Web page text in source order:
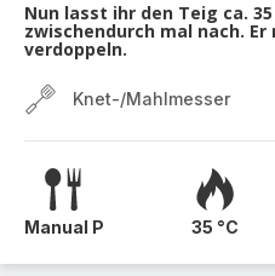
Nun lasst ihr den Teig ca.
zwischendurch mal nach.
verdoppeln.
Knet-/Mahlmesser
Manual P 35 °C